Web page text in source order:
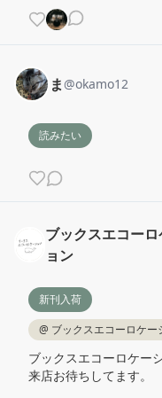
ま@okamo12
読みたい
ブックスエコー
ョン
新刊入荷
@ ブックスエコーロケー
ブックスエコーロケー
来店お待ちしてます。